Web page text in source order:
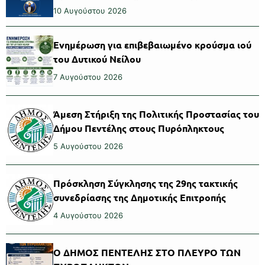
10 Αυγούστου 2026
Ενημέρωση για επιβεβαιωμένο κρούσμα ιού
του Δυτικού Νείλου
7 Αυγούστου 2026
Άμεση Στήριξη της Πολιτικής Προστασίας του
Δήμου Πεντέλης στους Πυρόπληκτους
5 Αυγούστου 2026
Πρόσκληση Σύγκλησης της 29ης τακτικής
συνεδρίασης της Δημοτικής Επιτροπής
4 Αυγούστου 2026
Ο ΔΗΜΟΣ ΠΕΝΤΕΛΗΣ ΣΤΟ ΠΛΕΥΡΟ ΤΩΝ